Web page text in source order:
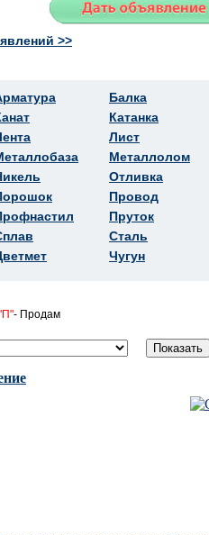
>>
Балка
Катанка
Лист
Металлолом
Отливка
Провод
Пруток
Сталь
Чугун
- Продам